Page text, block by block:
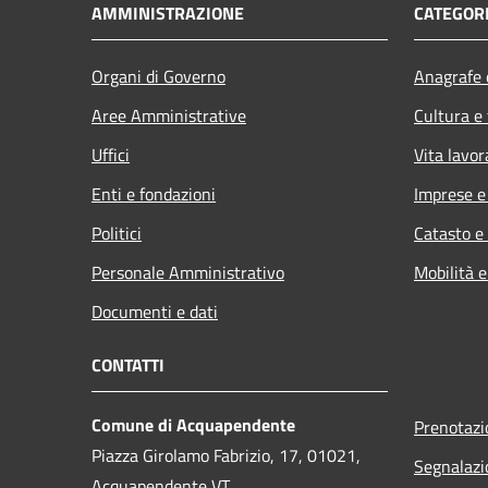
AMMINISTRAZIONE
Organi di Governo
Aree Amministrative
Uffici
Enti e fondazioni
Politici
Personale Amministrativo
Documenti e dati
Cultura
Vita
Imprese
Catasto
Mobilità
CONTATTI
Comune di Acquapendente
Piazza Girolamo Fabrizio, 17, 01021,